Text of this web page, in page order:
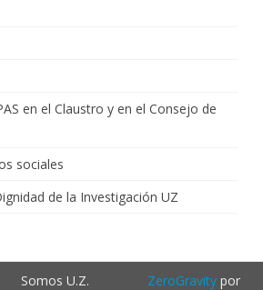
en el Claustro y en el Consejo de
sociales
de la Investigación UZ
Somos U.Z.
ZeroGravitypor